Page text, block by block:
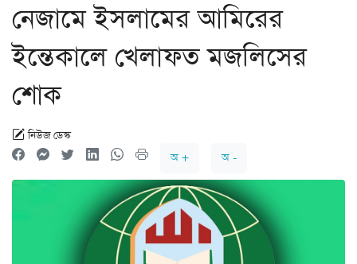
নেজামে ইসলামের আমিরের
ইন্তেকালে খেলাফত মজলিসের
শোক
নিউজ ডেস্ক
অ +
অ -